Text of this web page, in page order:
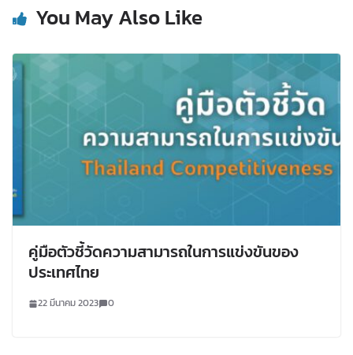
You May Also Like
คู่มือตัวชี้วัดความสามารถในการแข่งขันของ
ประเทศไทย
22 มีนาคม 2023 0